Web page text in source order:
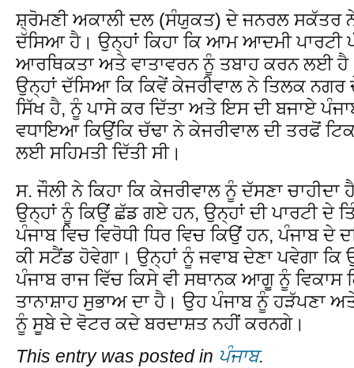
ਸ਼੍ਰੋਮਣੀ ਅਕਾਲੀ ਦਲ (ਸੰਯੁਕਤ) ਦੇ ਜਨਰਲ ਸਕੱਤਰ ਨੇ
ਦੱਸਿਆ ਹੈ। ਉਨ੍ਹਾਂ ਕਿਹਾ ਕਿ ਆਮ ਆਦਮੀ ਪਾਰਟੀ
ਆਰਥਿਕਤਾ ਅਤੇ ਵਾਤਾਵਰਨ ਨੂੰ ਤਬਾਹ ਕਰਨ ਲਈ
ਉਨ੍ਹਾਂ ਦੱਸਿਆ ਕਿ ਕਿਵੇਂ ਕੇਜਰੀਵਾਲ ਨੇ ਤਿਲਕ ਨਗਰ
ਸਿੱਖ ਹੈ, ਨੂੰ ਪਾਸੇ ਕਰ ਦਿੱਤਾ ਅਤੇ ਇਸ ਦੀ ਬਜਾਏ
ਵਧਾਇਆ ਕਿਉਂਕਿ ਚੱਢਾ ਨੇ ਕੇਜਰੀਵਾਲ ਦੀ ਤਰਫੋਂ
ਲਈ ਸਹਿਮਤੀ ਦਿੱਤੀ ਸੀ।
ਸ. ਜੌਲੀ ਨੇ ਕਿਹਾ ਕਿ ਕੇਜਰੀਵਾਲ ਨੂੰ ਦੱਸਣਾ
ਉਨ੍ਹਾਂ ਨੂੰ ਕਿਉਂ ਛੱਡ ਗਏ ਹਨ, ਉਨ੍ਹਾਂ ਦੀ ਪਾਰਟੀ ਦੇ
ਪੰਜਾਬ ਵਿਚ ਵਿਰੋਧੀ ਧਿਰ ਵਿਚ ਕਿਉਂ ਹਨ, ਪੰਜਾਬ ਦੇ
ਕੀ ਸਟੈਂਡ ਹੋਵੇਗਾ। ਉਨ੍ਹਾਂ ਨੂੰ ਜਵਾਬ ਦੇਣਾ ਪਵੇਗਾ
ਪੰਜਾਬ ਰਾਜ ਵਿੱਚ ਕਿਸੇ ਵੀ ਸਥਾਨਕ ਆਗੂ ਨੂੰ ਵਿਕਾਸ
ਤਾਨਾਸ਼ਾਹ ਸੁਭਾਅ ਦਾ ਹੈ। ਉਹ ਪੰਜਾਬ ਨੂੰ ਹੜੱਪਣਾ
ਨੂੰ ਸੂਬੇ ਦੇ ਵੋਟਰ ਕਦੇ ਬਰਦਾਸ਼ਤ ਨਹੀਂ ਕਰਨਗੇ।
This entry was posted in ਪੰਜਾਬ.